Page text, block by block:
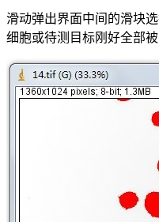
滑动弹出界面中间的滑块
细胞或待测目标刚好全部